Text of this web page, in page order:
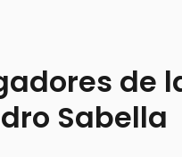
de
Sabella